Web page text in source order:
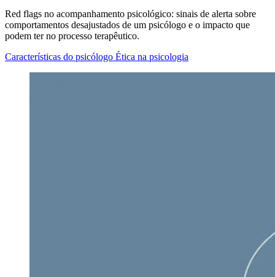
Red flags no acompanhamento psicológico: sinais de alerta sobre
comportamentos desajustados de um psicólogo e o impacto que
podem ter no processo terapêutico.
Características do psicólogo Ética na psicologia